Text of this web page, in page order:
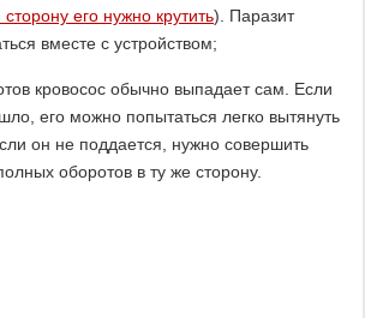
его нужно крутить). Паразит
вместе с устройством;
кровосос обычно выпадает сам. Если
его можно попытаться легко вытянуть
он не поддается, нужно совершить
оборотов в ту же сторону.